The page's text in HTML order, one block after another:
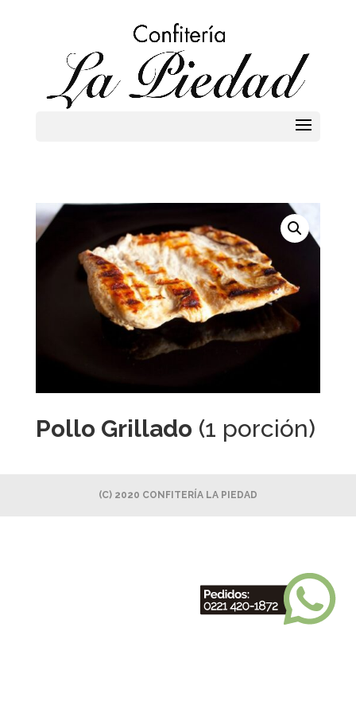
Pollo Grillado (1 porción)
(C) 2020 CONFITERÍA LA PIEDAD